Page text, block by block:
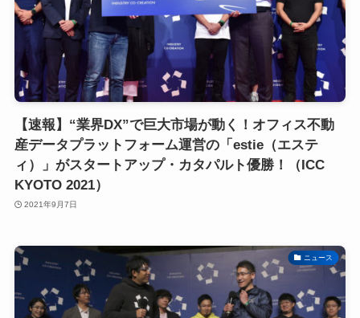
【速報】“業界DX”で巨大市場が動く！オフィス不動
産データプラットフォーム運営の「estie（エステ
ィ）」がスタートアップ・カタパルト優勝！（ICC
KYOTO 2021）
2021年9月7日
ニュース